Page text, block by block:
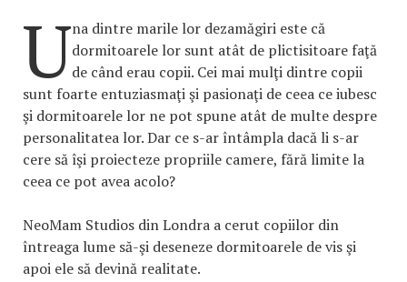
Una dintre marile lor dezamăgiri este că
dormitoarele lor sunt atât de plictisitoare faţă
de când erau copii. Cei mai mulţi dintre copii
sunt foarte entuziasmaţi şi pasionaţi de ceea ce iubesc
şi dormitoarele lor ne pot spune atât de multe despre
personalitatea lor. Dar ce s-ar întâmpla dacă li s-ar
cere să îşi proiecteze propriile camere, fără limite la
ceea ce pot avea acolo?
NeoMam Studios din Londra a cerut copiilor din
întreaga lume să-şi deseneze dormitoarele de vis şi
apoi ele să devină realitate.